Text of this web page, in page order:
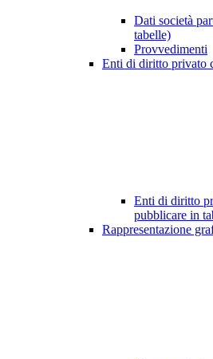
Dati società
tabelle)
Provvedimenti
Enti di diritto privato
Enti di diritto
pubblicare in
Rappresentazione